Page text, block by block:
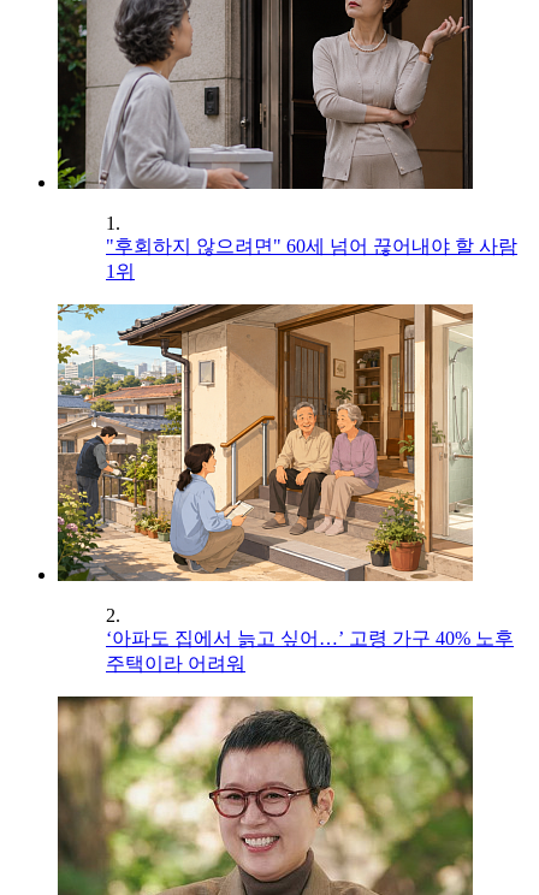
1.
"후회하지 않으려면" 60세 넘어 끊어내야 할 사람
1위
2.
‘아파도 집에서 늙고 싶어…’ 고령 가구 40% 노후
주택이라 어려워